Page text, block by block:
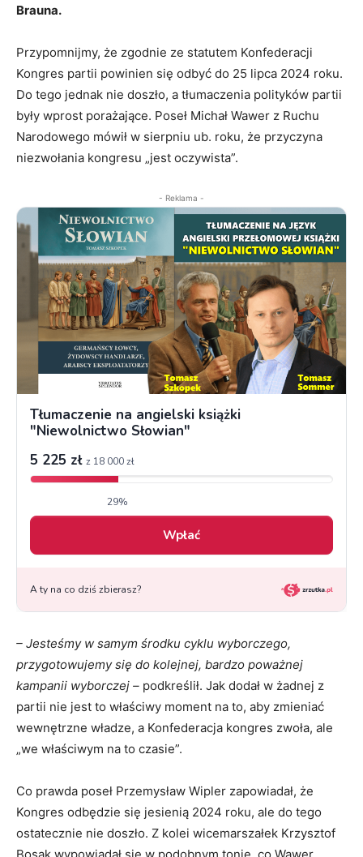
Brauna.
Przypomnijmy, że zgodnie ze statutem Konfederacji
Kongres partii powinien się odbyć do 25 lipca 2024 roku.
Do tego jednak nie doszło, a tłumaczenia polityków partii
były wprost porażające. Poseł Michał Wawer z Ruchu
Narodowego mówił w sierpniu ub. roku, że przyczyna
niezwołania kongresu „jest oczywista”.
- Reklama -
– Jesteśmy w samym środku cyklu wyborczego,
przygotowujemy się do kolejnej, bardzo poważnej
kampanii wyborczej – podkreślił. Jak dodał w żadnej z
partii nie jest to właściwy moment na to, aby zmieniać
wewnętrzne władze, a Konfederacja kongres zwoła, ale
„we właściwym na to czasie”.
Co prawda poseł Przemysław Wipler zapowiadał, że
Kongres odbędzie się jesienią 2024 roku, ale do tego
ostatecznie nie doszło. Z kolei wicemarszałek Krzysztof